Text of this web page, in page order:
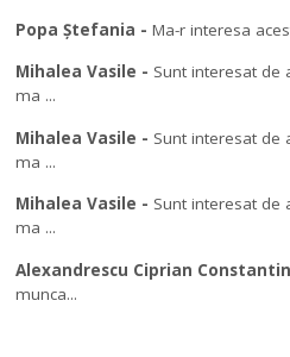
Popa Ștefania -Ma-r interesa
Mihalea Vasile - Sunt interesat de
ma ...
Mihalea Vasile - Sunt interesat de
ma ...
Mihalea Vasile - Sunt interesat de
ma ...
Alexandrescu Ciprian Constantin
munca...